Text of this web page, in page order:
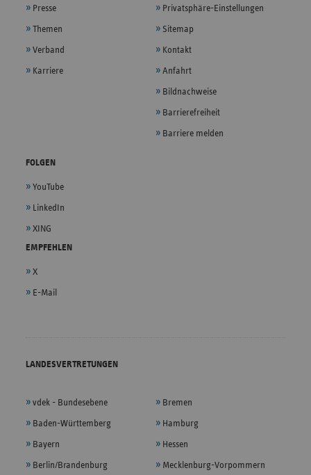
Presse
Themen
Verband
Karriere
Privatsphäre-Einstellungen
Sitemap
Kontakt
Anfahrt
Bildnachweise
Barrierefreiheit
Barriere melden
FOLGEN
YouTube
LinkedIn
XING
EMPFEHLEN
X
E-Mail
LANDESVERTRETUNGEN
vdek - Bundesebene
Baden-Württemberg
Bayern
Berlin/Brandenburg
Bremen
Hamburg
Hessen
Mecklenburg-Vorpommern